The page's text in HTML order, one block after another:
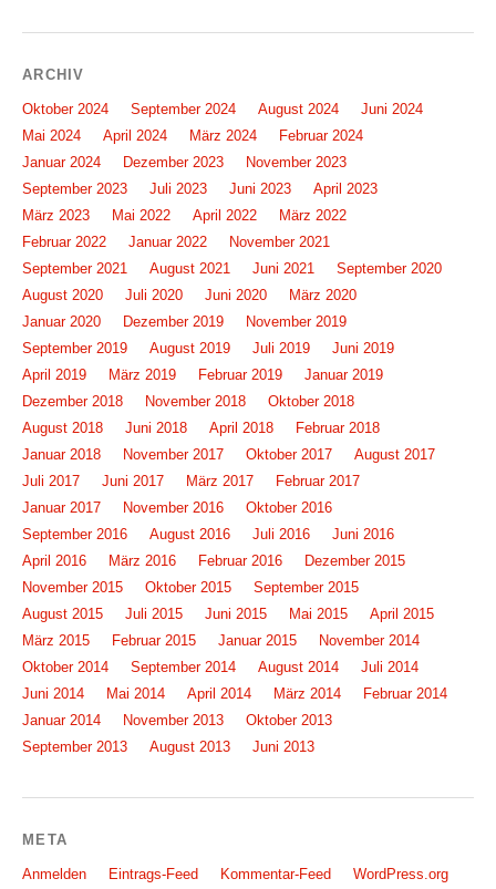
ARCHIV
Oktober 2024 September 2024 August 2024
Juni 2024
Mai 2024
April 2024 März 2024
Februar 2024
Januar 2024
Dezember 2023
November 2023
September 2023
Juli 2023 Juni 2023
April 2023
März 2023
Mai 2022 April 2022
März 2022
Februar 2022
Januar 2022
November 2021
September 2021
August 2021 Juni 2021
September 2020
August 2020
Juli 2020 Juni 2020
März 2020
Januar 2020
Dezember 2019
November 2019
September 2019
August 2019 Juli 2019
Juni 2019
April 2019
März 2019 Februar 2019
Januar 2019
Dezember 2018
November 2018
Oktober 2018
August 2018
Juni 2018 April 2018
Februar 2018
Januar 2018
November 2017 Oktober 2017
August 2017
Juli 2017
Juni 2017 März 2017
Februar 2017
Januar 2017
November 2016
Oktober 2016
September 2016
August 2016 Juli 2016
Juni 2016
April 2016
März 2016 Februar 2016
Dezember 2015
November 2015
Oktober 2015
September 2015
August 2015
Juli 2015 Juni 2015 Mai 2015
April 2015
März 2015
Februar 2015 Januar 2015
November 2014
Oktober 2014
September 2014 August 2014
Juli 2014
Juni 2014
Mai 2014 April 2014 März 2014
Februar 2014
Januar 2014
November 2013
Oktober 2013
September 2013
August 2013 Juni 2013
META
Anmelden Eintrags-Feed Kommentar-Feed WordPress.org